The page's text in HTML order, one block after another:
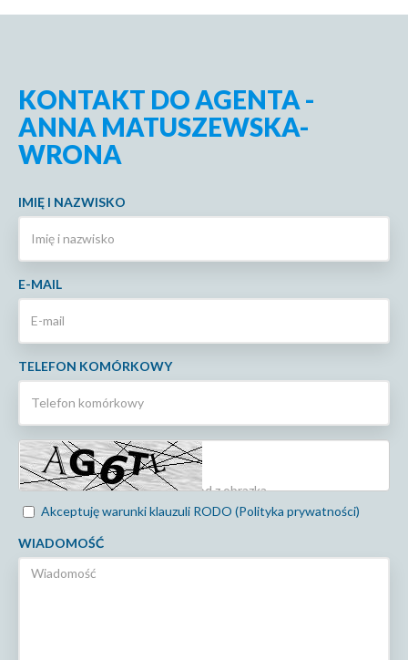
KONTAKT DO AGENTA -
ANNA MATUSZEWSKA-
WRONA
IMIĘ I NAZWISKO
E-MAIL
TELEFON KOMÓRKOWY
Akceptuję warunki klauzuli RODO (Polityka prywatności)
WIADOMOŚĆ